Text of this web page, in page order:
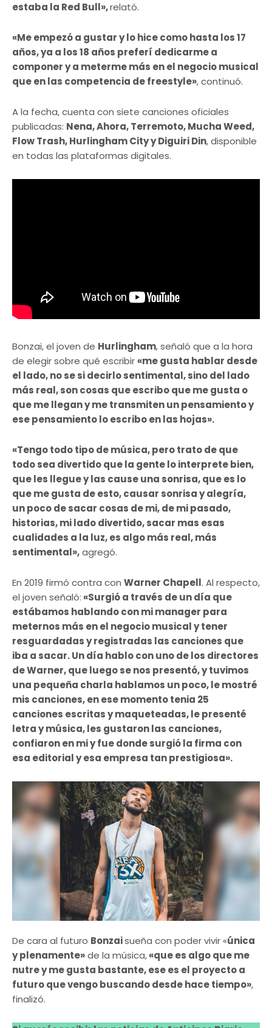
estaba la Red Bull»,relató.
«Me empezó a gustar y lo hice como hasta los 17
años, ya a los 18 años preferí dedicarme a
componer y a meterme más en el negocio musical
que en las competencia de freestyle», continuó.
A la fecha, cuenta con siete canciones oficiales
publicadas: Nena, Ahora, Terremoto, Mucha Weed,
Flow Trash, Hurlingham City y Diguiri Din, disponible
en todas las plataformas digitales.
Bonzai, el joven de Hurlingham, señaló que a la hora
de elegir sobre qué escribir «me gusta hablar desde
el lado, no se si decirlo sentimental, sino del lado
más real, son cosas que escribo que me gusta o
que me llegan y me transmiten un pensamiento y
ese pensamiento lo escribo en las hojas».
«Tengo todo tipo de música, pero trato de que
todo sea divertido que la gente lo interprete bien,
que les llegue y las cause una sonrisa, que es lo
que me gusta de esto, causar sonrisa y alegría,
un poco de sacar cosas de mi, de mi pasado,
historias, mi lado divertido, sacar mas esas
cualidades a la luz, es algo más real, más
sentimental»,agregó.
En 2019 firmó contra con Warner Chapell. Al respecto,
el joven señaló: «Surgió a través de un día que
estábamos hablando con mi manager para
meternos más en el negocio musical y tener
resguardadas y registradas las canciones que
iba a sacar. Un día hablo con uno de los directores
de Warner, que luego se nos presentó, y tuvimos
una pequeña charla hablamos un poco, le mostré
mis canciones, en ese momento tenia 25
canciones escritas y maqueteadas, le presenté
letra y música, les gustaron las canciones,
confiaron en mi y fue donde surgió la firma con
esa editorial y esa empresa tan prestigiosa».
De cara al futuro Bonzaisueña con poder vivir «única
y plenamente»de la música,«que es algo que me
nutre y me gusta bastante, ese es el proyecto a
futuro que vengo buscando desde hace tiempo»,
finalizó.